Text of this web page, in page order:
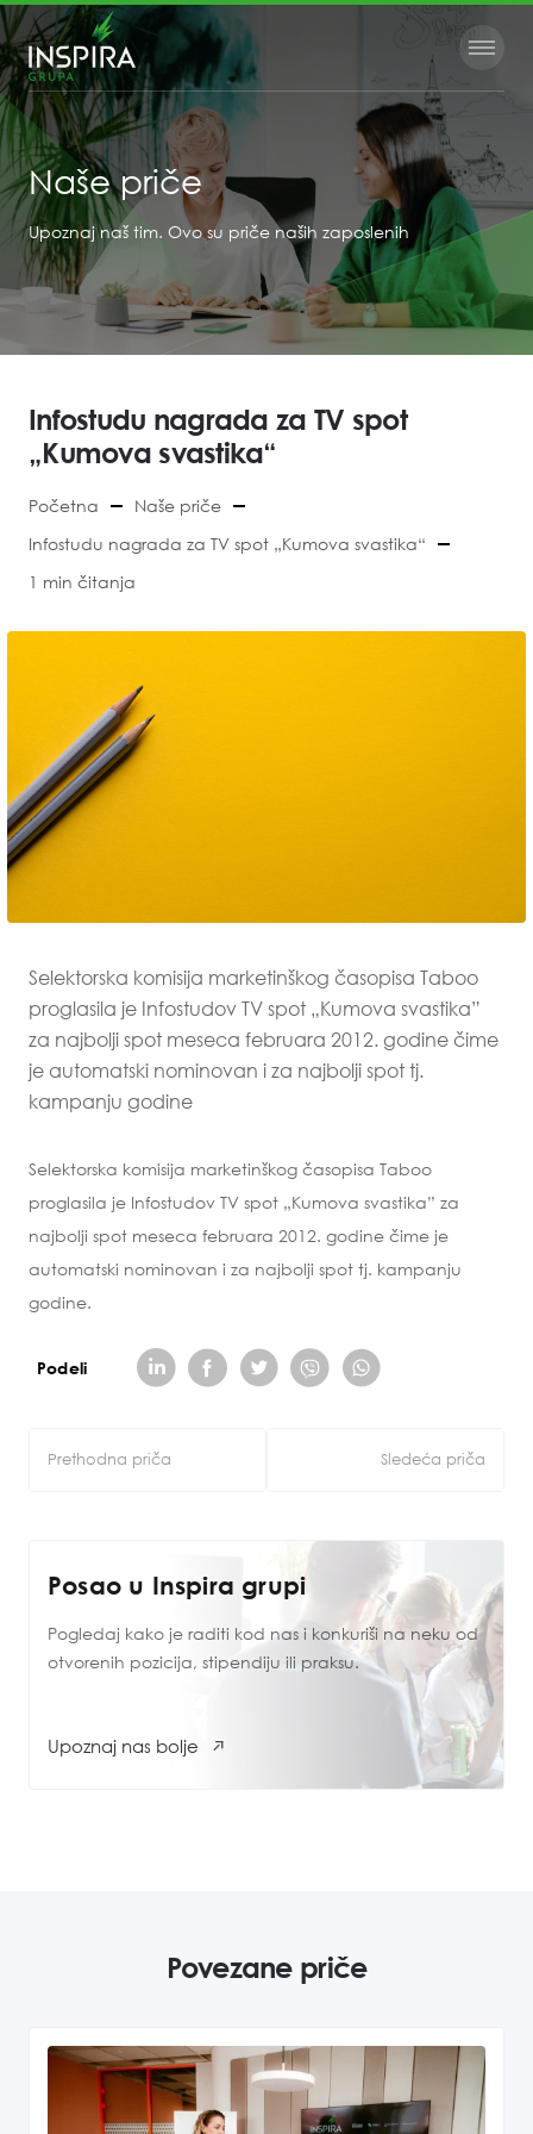
Naše priče
Upoznaj naš tim. Ovo su priče naših zaposlenih
Infostudu nagrada za TV spot
„Kumova svastika“
Početna
Naše priče
Infostudu nagrada za TV spot „Kumova svastika“
1 min čitanja
Selektorska komisija marketinškog časopisa Taboo
proglasila je Infostudov TV spot „Kumova svastika”
za najbolji spot meseca februara 2012. godine čime
je automatski nominovan i za najbolji spot tj.
kampanju godine
Selektorska komisija marketinškog časopisa Taboo
proglasila je Infostudov TV spot „Kumova svastika” za
najbolji spot meseca februara 2012. godine čime je
automatski nominovan i za najbolji spot tj. kampanju
godine.
Podeli
Prethodna priča Sledeća priča
Posao u Inspira grupi
Pogledaj kako je raditi kod nas i konkuriši na neku od
otvorenih pozicija, stipendiju ili praksu.
Upoznaj nas bolje
Povezane priče